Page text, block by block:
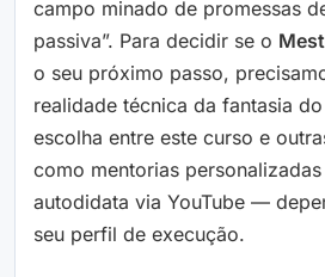
campo minado de promessas
passiva”. Para decidir se o
o seu próximo passo,
realidade técnica da fantasia
escolha entre este curso e
como mentorias
autodidata via YouTube —
seu perfil de execução.